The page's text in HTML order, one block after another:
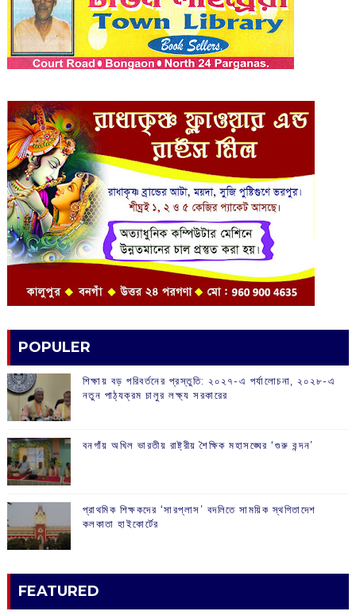
POPULER
শিক্ষায় বড় পরিবর্তনের প্রস্তুতি: ২০২৭-এ পর্যালোচনা, ২০২৮-এ
নতুন পাঠ্যক্রম চালুর লক্ষ্য সরকারের
বনগাঁয় অখিল ভারতীয় রাষ্ট্রীয় শৈক্ষিক মহাসঙ্ঘের ‘গুরু বন্দন’
প্রাথমিক শিক্ষকদের ‘সারপ্লাস’ বদলিতে সাময়িক স্থগিতাদেশ
কলকাতা হাইকোর্টের
FEATURED